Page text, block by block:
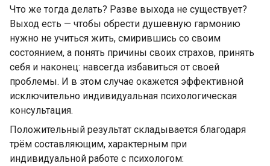
Что же тогда делать? Разве выхода не существует?
Выход есть — чтобы обрести душевную гармонию
нужно не учиться жить, смирившись со своим
состоянием, а понять причины своих страхов, принять
себя и наконец: навсегда избавиться от своей
проблемы. И в этом случае окажется эффективной
исключительно индивидуальная психологическая
консультация.
Положительный результат складывается благодаря
трём составляющим, характерным при
индивидуальной работе с психологом: